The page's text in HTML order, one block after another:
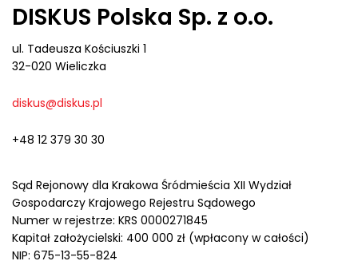
DISKUS Polska Sp. z o.o.
ul. Tadeusza Kościuszki 1
32-020 Wieliczka
diskus@diskus.pl
+48 12 379 30 30
Sąd Rejonowy dla Krakowa Śródmieścia XII Wydział
Gospodarczy Krajowego Rejestru Sądowego
Numer w rejestrze: KRS 0000271845
Kapitał założycielski: 400 000 zł (wpłacony w całości)
NIP: 675-13-55-824